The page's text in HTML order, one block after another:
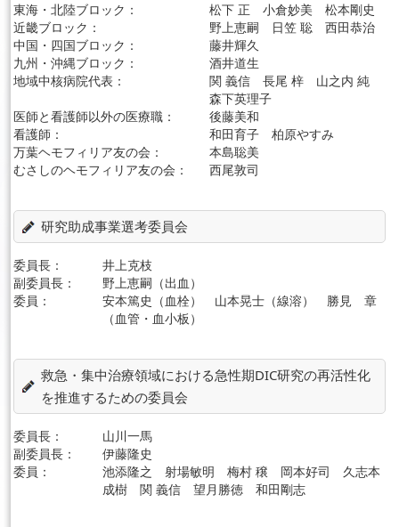
東海・北陸ブロック：
松下 正 小倉妙美 松本剛史
近畿ブロック：
野上恵嗣 日笠 聡 西田恭治
中国・四国ブロック：
藤井輝久
九州・沖縄ブロック：
酒井道生
地域中核病院代表：
関 義信 長尾 梓 山之内 純
森下英理子
医師と看護師以外の医療職：
後藤美和
看護師：
和田育子 柏原やすみ
万葉ヘモフィリア友の会：
本島聡美
むさしのヘモフィリア友の会：
西尾敦司
研究助成事業選考委員会
委員長：
井上克枝
副委員長：
野上恵嗣（出血）
委員：
安本篤史（血栓） 山本晃士（線溶） 勝見 章
（血管・血小板）
救急・集中治療領域における急性期DIC研究の再活性化
を推進するための委員会
委員長：
山川一馬
副委員長：
伊藤隆史
委員：
池添隆之 射場敏明 梅村 穣 岡本好司 久志本
成樹 関 義信 望月勝徳 和田剛志